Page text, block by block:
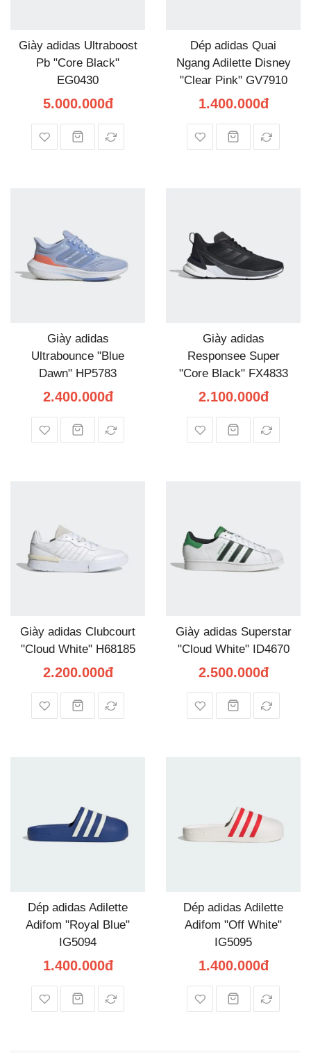
Giày adidas Ultraboost
Pb "Core Black"
EG0430
5.000.000đ
Dép adidas Quai
Ngang Adilette Disney
"Clear Pink" GV7910
1.400.000đ
Giày adidas
Ultrabounce "Blue
Dawn" HP5783
2.400.000đ
Giày adidas
Responsee Super
"Core Black" FX4833
2.100.000đ
Giày adidas Clubcourt
"Cloud White" H68185
2.200.000đ
Giày adidas Superstar
"Cloud White" ID4670
2.500.000đ
Dép adidas Adilette
Adifom "Royal Blue"
IG5094
1.400.000đ
Dép adidas Adilette
Adifom "Off White"
IG5095
1.400.000đ